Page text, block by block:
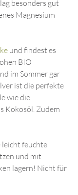
besonders gut
Magnesium
und findest es
BIO
im Sommer gar
ist die perfekte
wie die
Kokosöl. Zudem
leicht feuchte
und mit
lagern! Nicht für